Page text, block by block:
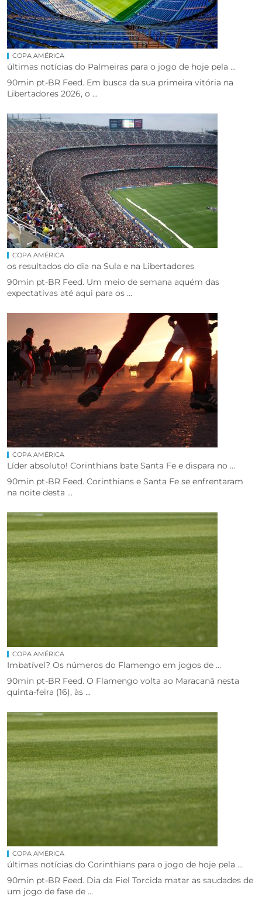
COPA AMÉRICA
últimas notícias do Palmeiras para o jogo de hoje pela ...
90min pt-BR Feed. Em busca da sua primeira vitória na
Libertadores 2026, o ...
COPA AMÉRICA
os resultados do dia na Sula e na Libertadores
90min pt-BR Feed. Um meio de semana aquém das
expectativas até aqui para os ...
COPA AMÉRICA
Líder absoluto! Corinthians bate Santa Fe e dispara no ...
90min pt-BR Feed. Corinthians e Santa Fe se enfrentaram
na noite desta ...
COPA AMÉRICA
Imbatível? Os números do Flamengo em jogos de ...
90min pt-BR Feed. O Flamengo volta ao Maracanã nesta
quinta-feira (16), às ...
COPA AMÉRICA
últimas notícias do Corinthians para o jogo de hoje pela ...
90min pt-BR Feed. Dia da Fiel Torcida matar as saudades de
um jogo de fase de ...